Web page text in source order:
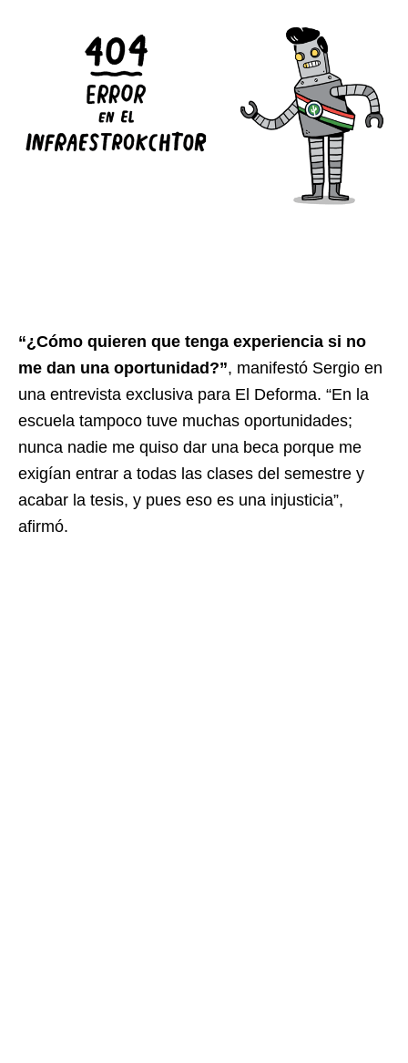
“¿Cómo quieren que tenga experiencia si no
me dan una oportunidad?”, manifestó Sergio en
una entrevista exclusiva para El Deforma. “En la
escuela tampoco tuve muchas oportunidades;
nunca nadie me quiso dar una beca porque me
exigían entrar a todas las clases del semestre y
acabar la tesis, y pues eso es una injusticia”,
afirmó.